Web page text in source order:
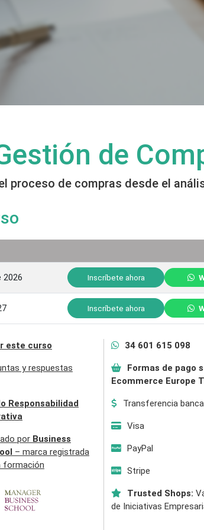
de
proceso de compras desde el
2026 Inscríbete ahora
Inscríbete ahora
este curso
y respuestas
Responsabilidad
por Business
– marca registrada
formación
34 601 615 098
Formas de pago
Ecommerce Europe
Transferencia
Visa
PayPal
Stripe
Trusted Shops:
de Iniciativas